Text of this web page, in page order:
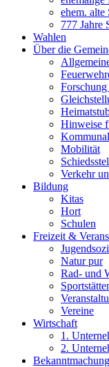
ehem. alte
777 Jahre
Wahlen
Über die
Hinweise
Mobilität
Verkehr
Bildung
Kitas
Hort
Schulen
Freizeit &
Natur pur
Rad- und
Vereine
Wirtschaft
1.
2.